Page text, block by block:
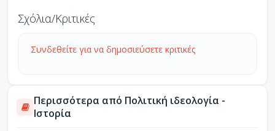
Σχόλια/Κριτικές
Συνδεθείτε για να δημοσιεύσετε κριτικές
Περισσότερα από Πολιτική ιδεολογία -
Ιστορία